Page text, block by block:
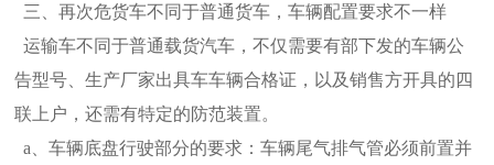
三、再次危货车不同于普通货车，车辆配置要求不一样
运输车不同于普通载货汽车，不仅需要有部下发的车辆公
告型号、生产厂家出具车车辆合格证，以及销售方开具的四
联上户，还需有特定的防范装置。
a、车辆底盘行驶部分的要求：车辆尾气排气管必须前置并